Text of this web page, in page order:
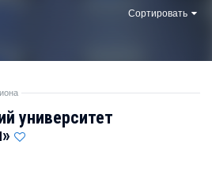
Сортировать
университет